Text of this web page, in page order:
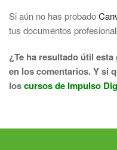
Si aún no has probado
tus documentos
¿Te ha resultado útil
en los comentarios. Y si
loscursos de Impulso